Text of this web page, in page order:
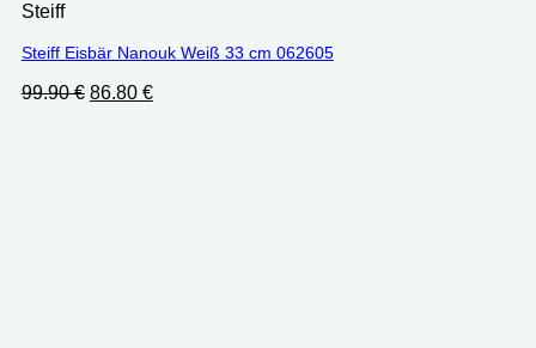
Steiff
Steiff Eisbär Nanouk Weiß 33 cm 062605
99.90€ Ursprünglicher
86.80 €Aktueller